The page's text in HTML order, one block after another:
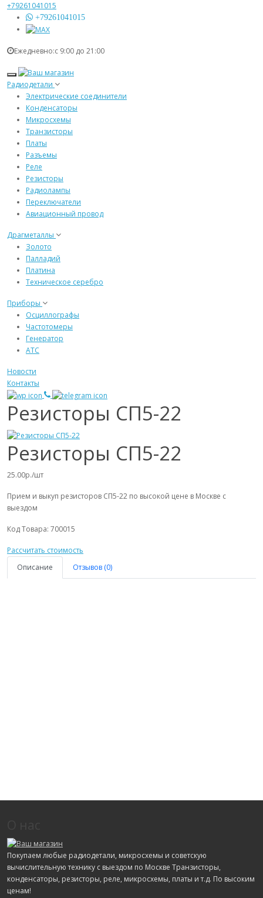
+79261041015
+79261041015
Ежедневно:с 9:00 до 21:00
Радиодетали
Электрические соединители
Конденсаторы
Микросхемы
Транзисторы
Платы
Разъемы
Реле
Резисторы
Радиолампы
Переключатели
Авиационный провод
Драгметаллы
Золото
Палладий
Платина
Техническое серебро
Приборы
Осциллографы
Частотомеры
Генератор
АТС
Новости
Контакты
Резисторы СП5-22
Резисторы СП5-22
25.00р./шт
Прием и выкуп резисторов СП5-22 по высокой цене в Москве с
выездом
Код Товара: 700015
Рассчитать стоимость
Описание
Отзывов (0)
Покупаем любые радиодетали, микросхемы и советскую
вычислительную технику с выездом по Москве Транзисторы,
конденсаторы, резисторы, реле, микросхемы, платы и т.д. По высоким
ценам!